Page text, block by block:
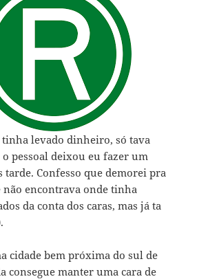
tinha levado dinheiro, só tava
o pessoal deixou eu fazer um
tarde. Confesso que demorei pra
não encontrava onde tinha
da conta dos caras, mas já ta
cidade bem próxima do sul de
consegue manter uma cara de